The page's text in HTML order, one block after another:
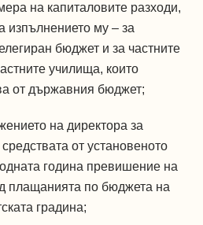
на капиталовите разходи,
изпълнението му – за
бюджет и за частните
училища, които
от държавния бюджет;
на директора за
от установеното
година превишение на
плащанията по бюджета на
градина;